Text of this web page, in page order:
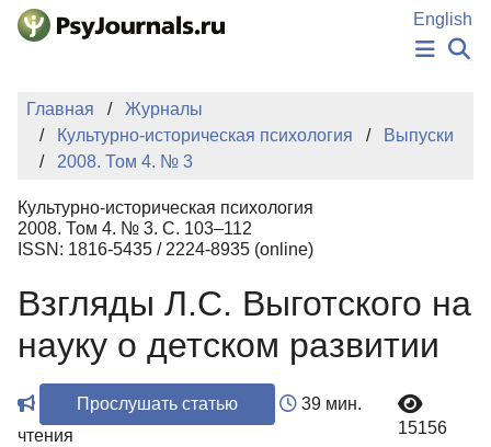
Перейти к основному содержанию
English
НОВОСТИ
КЛЮЧЕВЫЕ СЛОВА
Регистрация
Главная
Журналы
Культурно-историческая психология
Выпуски
2008. Том 4. № 3
Культурно-историческая психология
2008. Том 4. № 3. С. 103–112
ISSN: 1816-5435 / 2224-8935 (online)
Взгляды Л.С. Выготского на
науку о детском развитии
Прослушать статью
39 мин.
чтения
15156